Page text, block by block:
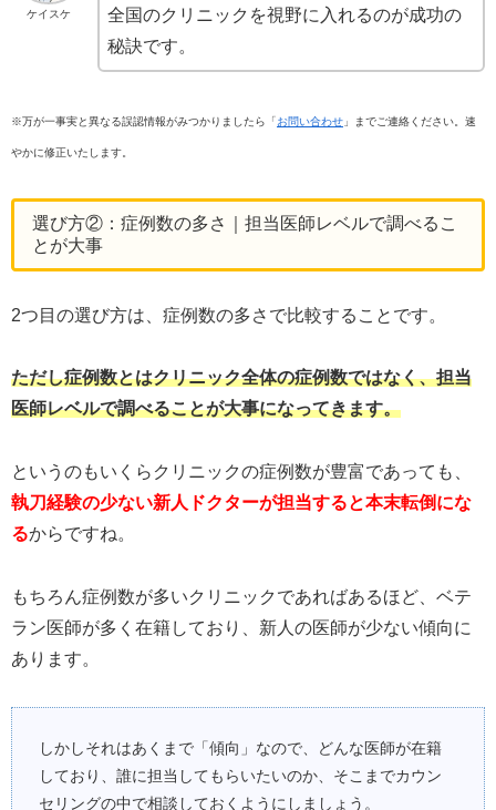
ケイスケ
全国のクリニックを視野に入れるのが成功の
秘訣です。
※万が一事実と異なる誤認情報がみつかりましたら「お問い合わせ 」までご連絡ください。速
やかに修正いたします。
選び方②：症例数の多さ｜担当医師レベルで調べるこ
とが大事
2つ目の選び方は、症例数の多さで比較することです。
ただし症例数とはクリニック全体の症例数ではなく、担当
医師レベルで調べることが大事になってきます。
というのもいくらクリニックの症例数が豊富であっても、
執刀経験の少ない新人ドクターが担当すると本末転倒にな
るからですね。
もちろん症例数が多いクリニックであればあるほど、ベテ
ラン医師が多く在籍しており、新人の医師が少ない傾向に
あります。
しかしそれはあくまで「傾向」なので、どんな医師が在籍
しており、誰に担当してもらいたいのか、そこまでカウン
セリングの中で相談しておくようにしましょう。